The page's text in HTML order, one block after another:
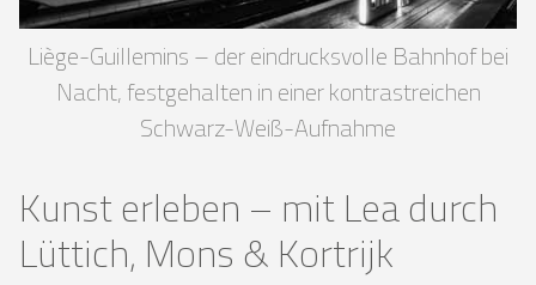
Liège-Guillemins – der eindrucksvolle Bahnhof bei
Nacht, festgehalten in einer kontrastreichen
Schwarz-Weiß-Aufnahme
Kunst erleben – mit Lea durch
Lüttich, Mons & Kortrijk